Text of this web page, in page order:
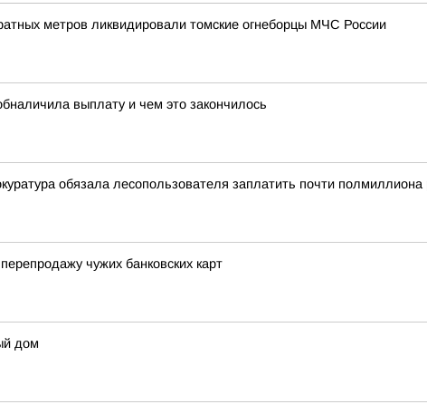
метров ликвидировали томские огнеборцы МЧС России
выплату и чем это закончилось
обязала лесопользователя заплатить почти
чужих банковских карт
дом